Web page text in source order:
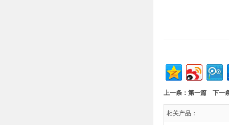
上一条：第一篇 下一
相关产品：